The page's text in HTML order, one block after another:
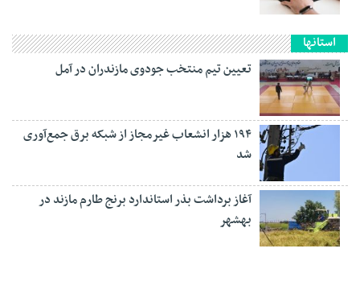
استانها
تعیین تیم منتخب جودوی مازندران در آمل
۱۹۴ هزار انشعاب غیرمجاز از شبکه برق جمع‌آوری
شد
آغاز برداشت بذر استاندارد برنج طارم مازند در
بهشهر